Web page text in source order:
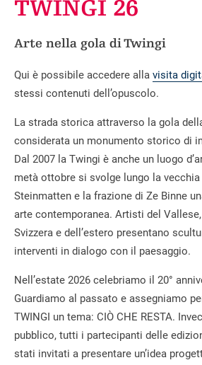
TWINGI 26
Arte nella gola di Twingi
Qui è possibile accedere alla visita
stessi contenuti dell’opuscolo.
La strada storica attraverso la gola
considerata un monumento storico di
Dal 2007 la Twingi è anche un luogo
metà ottobre si svolge lungo la
Steinmatten e la frazione di Ze Binne
arte contemporanea. Artisti del
Svizzera e dell’estero presentano
interventi in dialogo con il paesaggio.
Nell’estate 2026 celebriamo il 20°
Guardiamo al passato e assegniamo
TWINGI un tema: CIÒ CHE RESTA.
pubblico, tutti i partecipanti delle
stati invitati a presentare un’idea